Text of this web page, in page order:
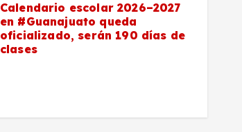
Calendario escolar 2026–2027
en #Guanajuato queda
oficializado, serán 190 días de
clases